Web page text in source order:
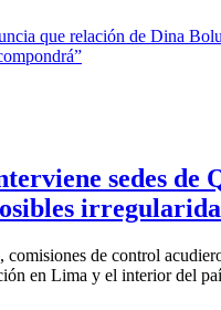
sedes de
comisiones de control
en Lima y el interior del